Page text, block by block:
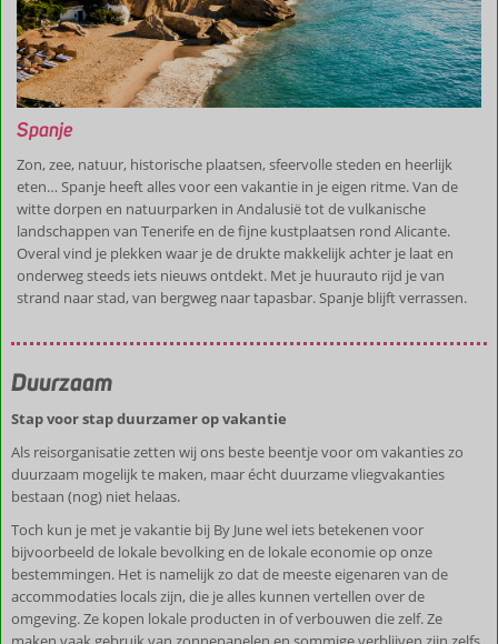
Spanje
Zon, zee, natuur, historische plaatsen, sfeervolle steden en heerlijk
eten… Spanje heeft alles voor een vakantie in je eigen ritme. Van de
witte dorpen en natuurparken in Andalusië tot de vulkanische
landschappen van Tenerife en de fijne kustplaatsen rond Alicante.
Overal vind je plekken waar je de drukte makkelijk achter je laat en
onderweg steeds iets nieuws ontdekt. Met je huurauto rijd je van
strand naar stad, van bergweg naar tapasbar. Spanje blijft verrassen.
Duurzaam
Stap voor stap duurzamer op vakantie
Als reisorganisatie zetten wij ons beste beentje voor om vakanties zo
duurzaam mogelijk te maken, maar écht duurzame vliegvakanties
bestaan (nog) niet helaas.
Toch kun je met je vakantie bij By June wel iets betekenen voor
bijvoorbeeld de lokale bevolking en de lokale economie op onze
bestemmingen. Het is namelijk zo dat de meeste eigenaren van de
accommodaties locals zijn, die je alles kunnen vertellen over de
omgeving. Ze kopen lokale producten in of verbouwen die zelf. Ze